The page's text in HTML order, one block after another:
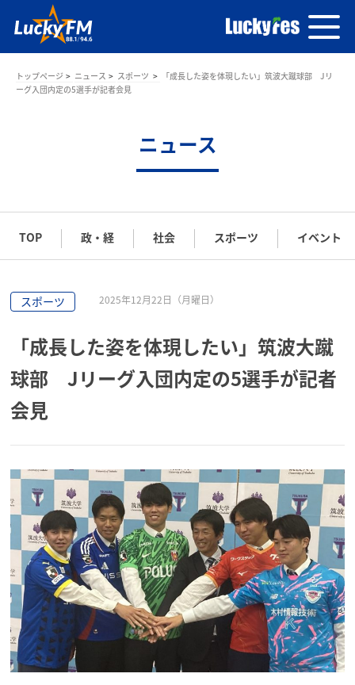
トップページ ニュース スポーツ
「成長した姿を体現したい」筑波大蹴球部 Jリ
ーグ入団内定の5選手が記者会見
ニュース
TOP 政・経 社会 スポーツ イベント
スポーツ 2025年12月22日（月曜日）
「成長した姿を体現したい」筑波大蹴
球部 Jリーグ入団内定の5選手が記者
会見